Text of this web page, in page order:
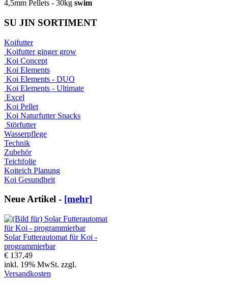
4,5mm Pellets - 30kg swim
SU JIN SORTIMENT
Koifutter
Koifutter ginger grow
Koi Concept
Koi Elements
Koi Elements - DUO
Koi Elements - Ultimate
Excel
Koi Pellet
Koi Naturfutter Snacks
Störfutter
Wasserpflege
Technik
Zubehör
Teichfolie
Koiteich Planung
Koi Gesundheit
Neue Artikel - [mehr]
Solar Futterautomat für Koi -
programmierbar
€ 137,49
inkl. 19% MwSt. zzgl.
Versandkosten